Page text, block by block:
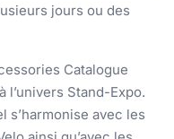
jours ou des
Catalogue
l’univers Stand-Expo.
s’harmonise avec les